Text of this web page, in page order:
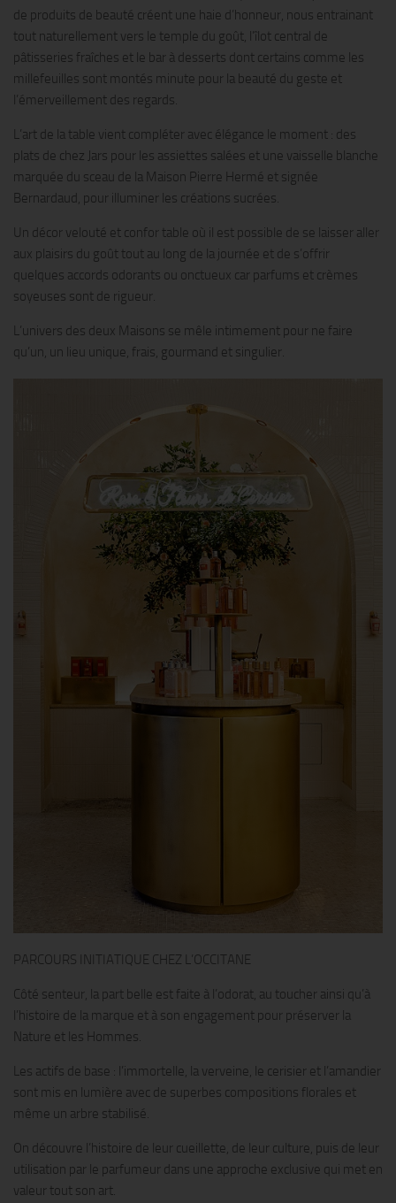
de produits de beauté créent une haie d’honneur, nous entrainant
tout naturellement vers le temple du goût, l’îlot central de
pâtisseries fraîches et le bar à desserts dont certains comme les
millefeuilles sont montés minute pour la beauté du geste et
l’émerveillement des regards.
L’art de la table vient compléter avec élégance le moment : des
plats de chez Jars pour les assiettes salées et une vaisselle blanche
marquée du sceau de la Maison Pierre Hermé et signée
Bernardaud, pour illuminer les créations sucrées.
Un décor velouté et confor table où il est possible de se laisser aller
aux plaisirs du goût tout au long de la journée et de s’offrir
quelques accords odorants ou onctueux car parfums et crèmes
soyeuses sont de rigueur.
L’univers des deux Maisons se mêle intimement pour ne faire
qu’un, un lieu unique, frais, gourmand et singulier.
PARCOURS INITIATIQUE CHEZ L’OCCITANE
Côté senteur, la part belle est faite à l’odorat, au toucher ainsi qu’à
l’histoire de la marque et à son engagement pour préserver la
Nature et les Hommes.
Les actifs de base : l’immortelle, la verveine, le cerisier et l’amandier
sont mis en lumière avec de superbes compositions florales et
même un arbre stabilisé.
On découvre l’histoire de leur cueillette, de leur culture, puis de leur
utilisation par le parfumeur dans une approche exclusive qui met en
valeur tout son art.